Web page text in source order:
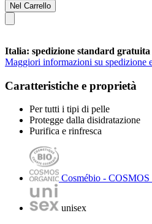
Nel Carrello
Italia: spedizione standard gratuita
Maggiori informazioni su spedizione
Caratteristiche e proprietà
Per tutti i tipi di pelle
Protegge dalla disidratazione
Purifica e rinfresca
Cosmébio -
unisex